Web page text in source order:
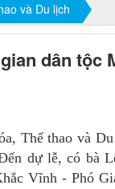
và Du lịch
dân tộc
Thể thao và
dự lễ, có bà
Vĩnh - Phó